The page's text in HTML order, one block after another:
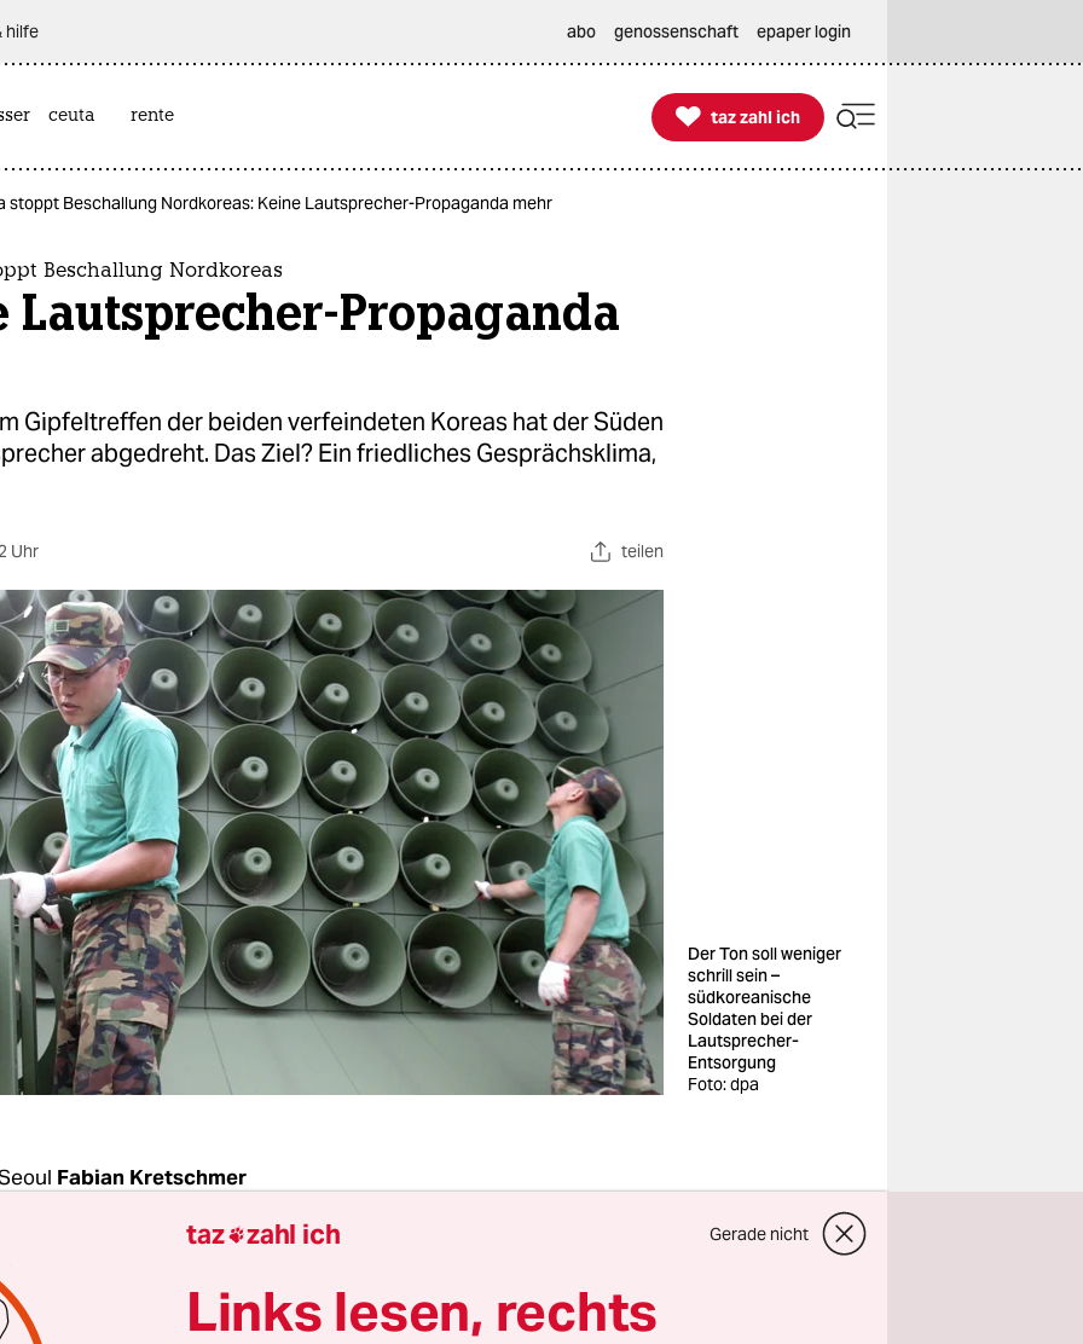
hilfe abo genossenschaft epaper login
ceuta rente 
taz zahl ich
taz zahl ich
stoppt Beschallung Nordkoreas: Keine Lautsprecher-Propaganda mehr
Beschallung Nordkoreas
Lautsprecher-Propaganda
Gipfeltreffen der beiden verfeindeten Koreas hat der Süden
abgedreht. Das Ziel? Ein friedliches Gesprächsklima,
Uhr teilen
Der Ton soll weniger
schrill sein –
südkoreanische
Soldaten bei der
Lautsprecher-
Entsorgung
Foto: dpa
Fabian Kretschmer
(Korean Popular Music) mehr für Nordkoreas Grenzdörfer:
Militär hat am Montagmorgen seine Lautsprecheranlagen
taz zahl ich Gerade nicht
Links lesen, rechts